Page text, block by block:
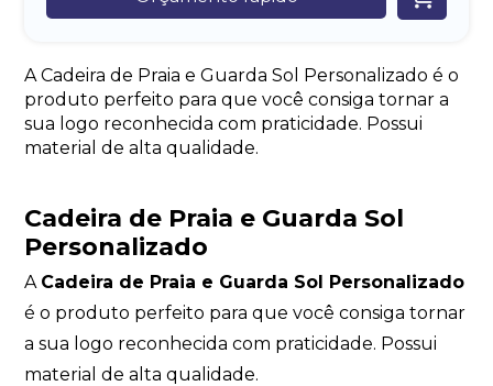
A Cadeira de Praia e Guarda Sol Personalizado é o
produto perfeito para que você consiga tornar a
sua logo reconhecida com praticidade. Possui
material de alta qualidade.
Cadeira de Praia e Guarda Sol
Personalizado
A Cadeira de Praia e Guarda Sol Personalizado
é o produto perfeito para que você consiga tornar
a sua logo reconhecida com praticidade. Possui
material de alta qualidade.